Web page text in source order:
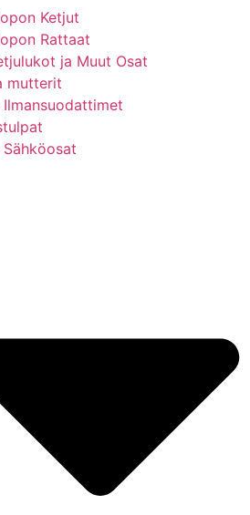
Ketjut
Rattaat
ja Muut Osat
mutterit